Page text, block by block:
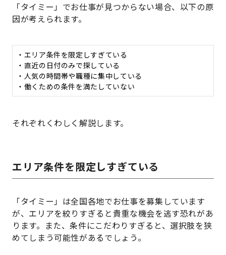
「タイミー」でお仕事が見つからない場合、以下の原
因が考えられます。
・エリア条件を限定しすぎている
・直近の日付のみで探している
・人気の時間帯や職種に集中している
・働くための条件を満たしていない
それぞれくわしく解説します。
エリア条件を限定しすぎている
「タイミー」は全国各地でお仕事を募集しています
が、エリアを絞りすぎると貴重な機会を逃す恐れがあ
ります。また、条件にこだわりすぎると、選択肢を狭
めてしまう可能性があるでしょう。